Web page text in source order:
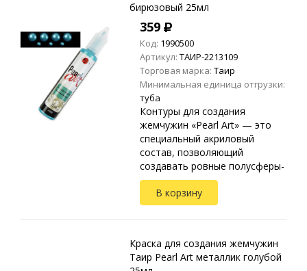
бирюзовый 25мл
359
Код: 1990500
Артикул: ТАИР-2213109
Торговая марка: Таир
Минимальная единица отгрузки:
туба
Контуры для создания
жемчужин «Pearl Art» — это
специальный акриловый
состав, позволяющий
создавать ровные полусферы-
жемчужины. Применяются на
любых видах текстиля, стекле,
дереве, бумаге, металле,
В корзину
Краска для создания жемчужин
Таир Pearl Art металлик голубой